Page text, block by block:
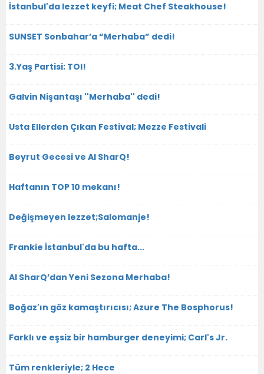
İstanbul'da lezzet keyfi; Meat Chef Steakhouse!
SUNSET Sonbahar’a “Merhaba” dedi!
3.Yaş Partisi; TOI!
Galvin Nişantaşı ''Merhaba'' dedi!
Usta Ellerden Çıkan Festival; Mezze Festivali
Beyrut Gecesi ve Al SharQ!
Haftanın TOP 10 mekanı!
Değişmeyen lezzet;Salomanje!
Frankie İstanbul'da bu hafta...
Al SharQ’dan Yeni Sezona Merhaba!
Boğaz'ın göz kamaştırıcısı; Azure The Bosphorus!
Farklı ve eşsiz bir hamburger deneyimi; Carl's Jr.
Tüm renkleriyle; 2 Hece